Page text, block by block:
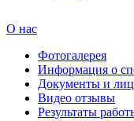
О нас
Фотогалерея
Информация о
Документы и
Видео отзывы
Результаты